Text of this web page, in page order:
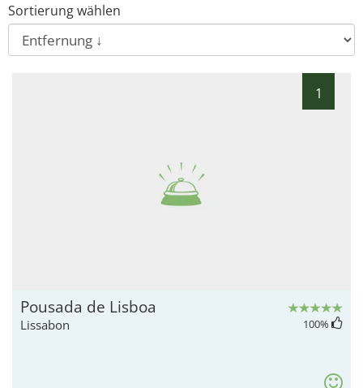
Sortierung wählen
1
Pousada de Lisboa
Lissabon 100%